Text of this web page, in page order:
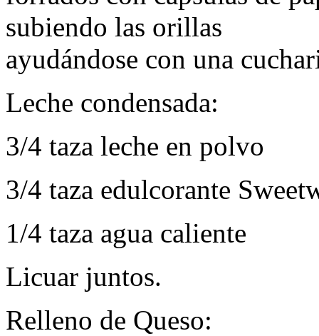
subiendo las orillas
ayudándose con una
Leche condensada:
3/4 taza leche en polvo
3/4 taza edulcorante
1/4 taza agua caliente
Licuar juntos.
Relleno de Queso: